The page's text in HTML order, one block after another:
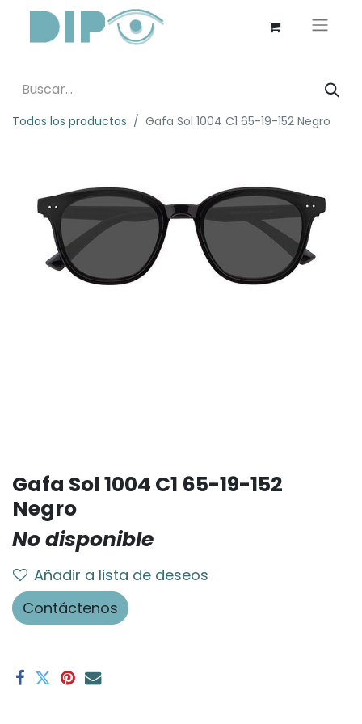
Todos los productos Gafa Sol 1004 C1 65-19-152 Negro
Gafa Sol 1004 C1 65-19-152
Negro
No disponible
Añadir a lista de deseos
Contáctenos